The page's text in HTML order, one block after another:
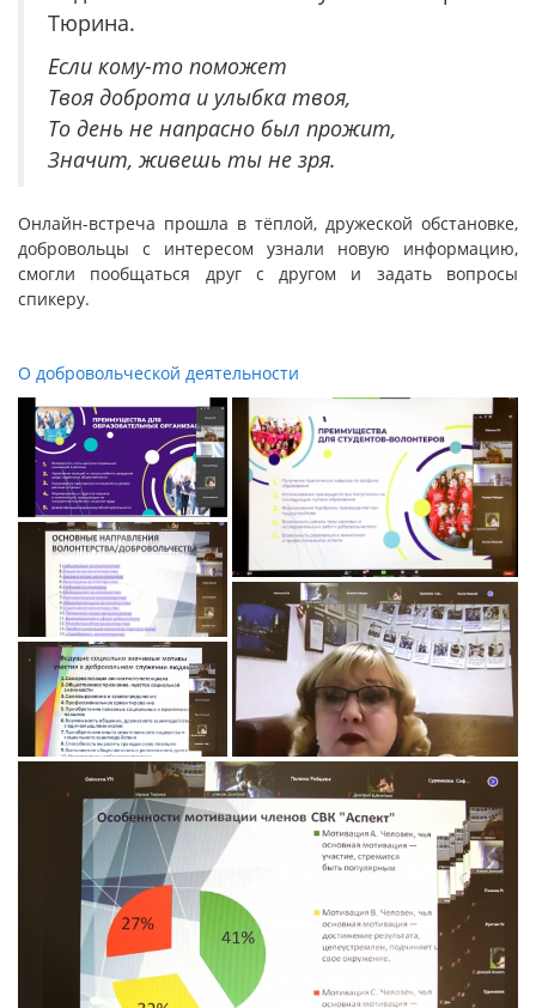
Тюрина.
Если кому-то поможет
Твоя доброта и улыбка твоя,
То день не напрасно был прожит,
Значит, живешь ты не зря.
Онлайн-встреча прошла в тёплой, дружеской обстановке,
добровольцы с интересом узнали новую информацию,
смогли пообщаться друг с другом и задать вопросы
спикеру.
О добровольческой деятельности